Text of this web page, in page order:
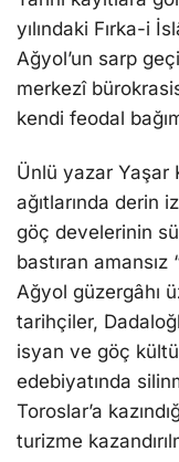
yılındaki Fırka-i
Ağyol’un sarp
merkezî
kendi feodal
Ünlü yazar Yaşar
ağıtlarında derin
göç develerinin
bastıran amansız
Ağyol güzergâhı
tarihçiler,
isyan ve göç
edebiyatında
Toroslar’a
turizme